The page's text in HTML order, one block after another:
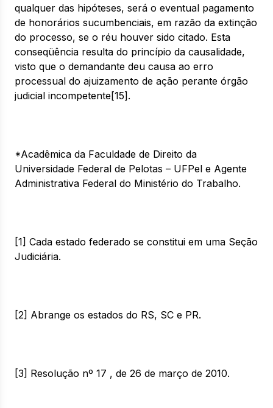
qualquer das hipóteses, será o eventual pagamento
de honorários sucumbenciais, em razão da extinção
do processo, se o réu houver sido citado. Esta
conseqüência resulta do princípio da causalidade,
visto que o demandante deu causa ao erro
processual do ajuizamento de ação perante órgão
judicial incompetente[15].
*Acadêmica da Faculdade de Direito da
Universidade Federal de Pelotas – UFPel e Agente
Administrativa Federal do Ministério do Trabalho.
[1] Cada estado federado se constitui em uma Seção
Judiciária.
[2] Abrange os estados do RS, SC e PR.
[3] Resolução nº 17 , de 26 de março de 2010.